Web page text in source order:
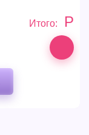
Итого: Р